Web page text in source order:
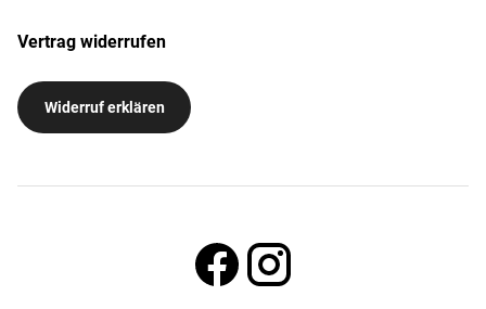
Vertrag widerrufen
Widerruf erklären